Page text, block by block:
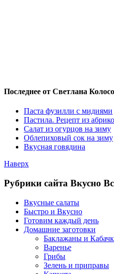
Последнее от Светлана
Паста фузилли с мидиями
Пастила. Рецепт из
Салат из огурцов на зиму
Облепиховый сок на зиму
Вкусная говядина
Наверх
Рубрики сайта Вкусно
Вкусные салаты
Быстро и Вкусно
Готовим каждый день
Домашние заготовки
Баклажаны и
Варенье
Грибы
Зелень и приправы